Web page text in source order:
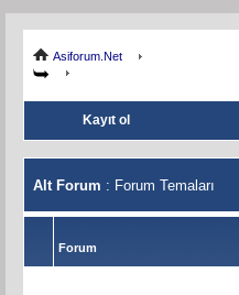
Asiforum.Net
Kayıt ol
Alt Forum : Forum Temaları
Forum